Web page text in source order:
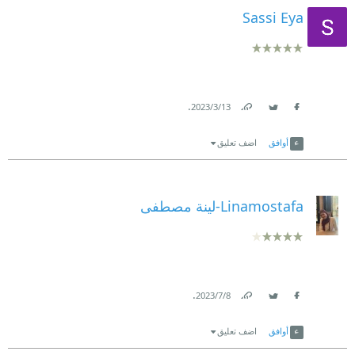
Sassi Eya
13‏/3‏/2023
.
أوافق اضف تعليق
Linamostafa-لينة مصطفى
8‏/7‏/2023
.
أوافق اضف تعليق